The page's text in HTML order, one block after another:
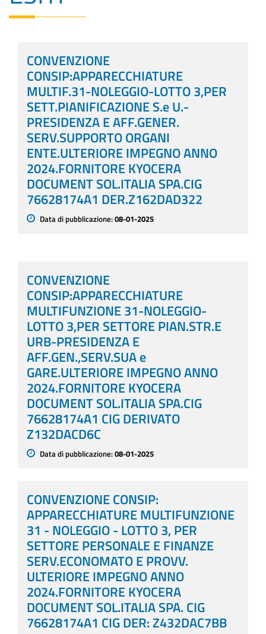
CONVENZIONE
CONSIP:APPARECCHIATURE
MULTIF.31-NOLEGGIO-LOTTO 3,PER
SETT.PIANIFICAZIONE S.e U.-
PRESIDENZA E AFF.GENER.
SERV.SUPPORTO ORGANI
ENTE.ULTERIORE IMPEGNO ANNO
2024.FORNITORE KYOCERA
DOCUMENT SOL.ITALIA SPA.CIG
76628174A1 DER.Z162DAD322
Data di pubblicazione:08-01-2025
CONVENZIONE
CONSIP:APPARECCHIATURE
MULTIFUNZIONE 31-NOLEGGIO-
LOTTO 3,PER SETTORE PIAN.STR.E
URB-PRESIDENZA E
AFF.GEN.,SERV.SUA e
GARE.ULTERIORE IMPEGNO ANNO
2024.FORNITORE KYOCERA
DOCUMENT SOL.ITALIA SPA.CIG
76628174A1 CIG DERIVATO
Z132DACD6C
Data di pubblicazione:08-01-2025
CONVENZIONE CONSIP:
APPARECCHIATURE MULTIFUNZIONE
31 - NOLEGGIO - LOTTO 3, PER
SETTORE PERSONALE E FINANZE
SERV.ECONOMATO E PROVV.
ULTERIORE IMPEGNO ANNO
2024.FORNITORE KYOCERA
DOCUMENT SOL.ITALIA SPA. CIG
76628174A1 CIG DER: Z432DAC7BB